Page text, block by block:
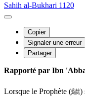
Sahih al-Bukhari 1120
Copier
Signaler une erreur
Partager
Rapporté par Ibn
Lorsque le Prophète (ﷺ) se levait la nuit pour accomplir la prière de